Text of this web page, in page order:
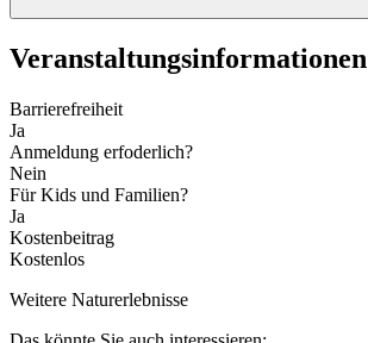
Veranstaltungs­informationen
Barrierefreiheit
Ja
Anmeldung erfoderlich?
Nein
Für Kids und Familien?
Ja
Kostenbeitrag
Kostenlos
Weitere Naturerlebnisse